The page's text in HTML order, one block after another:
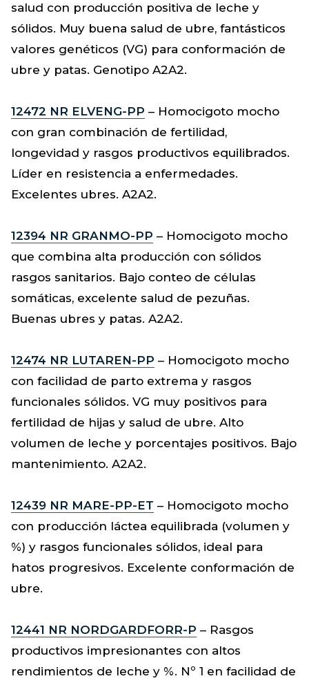
salud con producción positiva de leche y
sólidos. Muy buena salud de ubre, fantásticos
valores genéticos (VG) para conformación de
ubre y patas. Genotipo A2A2.
12472 NR ELVENG-PP – Homocigoto mocho
con gran combinación de fertilidad,
longevidad y rasgos productivos equilibrados.
Líder en resistencia a enfermedades.
Excelentes ubres. A2A2.
12394 NR GRANMO-PP – Homocigoto mocho
que combina alta producción con sólidos
rasgos sanitarios. Bajo conteo de células
somáticas, excelente salud de pezuñas.
Buenas ubres y patas. A2A2.
12474 NR LUTAREN-PP – Homocigoto mocho
con facilidad de parto extrema y rasgos
funcionales sólidos. VG muy positivos para
fertilidad de hijas y salud de ubre. Alto
volumen de leche y porcentajes positivos. Bajo
mantenimiento. A2A2.
12439 NR MARE-PP-ET – Homocigoto mocho
con producción láctea equilibrada (volumen y
%) y rasgos funcionales sólidos, ideal para
hatos progresivos. Excelente conformación de
ubre.
12441 NR NORDGARDFORR-P – Rasgos
productivos impresionantes con altos
rendimientos de leche y %. Nº 1 en facilidad de